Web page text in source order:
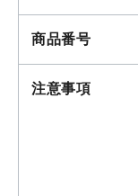
商品番号
注意事項